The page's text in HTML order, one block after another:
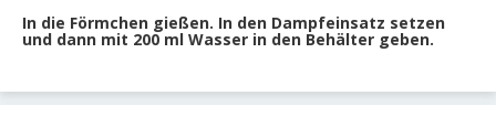
In die Förmchen gießen. In den Dampfeinsatz setzen
und dann mit 200 ml Wasser in den Behälter geben.